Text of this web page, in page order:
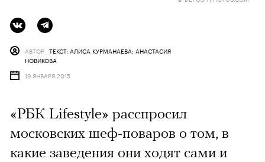
АВТОР ТЕКСТ: АЛИСА КУРМАНАЕВА; АНАСТАСИЯ
НОВИКОВА
19 ЯНВАРЯ 2015
«РБК Lifestyle» расспросил
московских шеф-поваров о том, в
какие заведения они ходят сами и